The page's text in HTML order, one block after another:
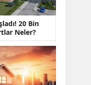
Maaşlarında
Hesabı:
ve Taban
İçin Yeni
20 Bin
Neler?